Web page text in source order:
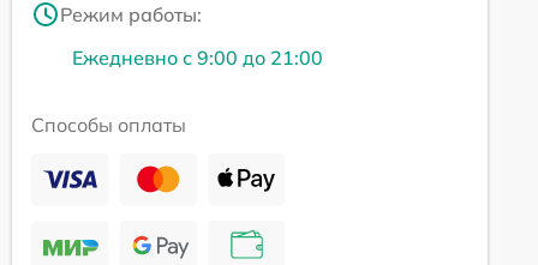
Режим работы:
Ежедневно с 9:00 до 21:00
Способы оплаты